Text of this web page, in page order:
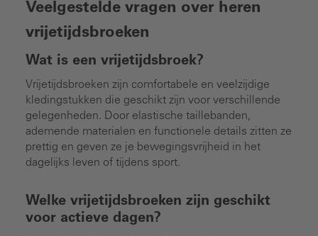
Veelgestelde vragen over heren
vrijetijdsbroeken
Wat is een vrijetijdsbroek?
Vrijetijdsbroeken zijn comfortabele en veelzijdige
kledingstukken die geschikt zijn voor verschillende
gelegenheden. Door elastische taillebanden,
ademende materialen en functionele details zitten ze
prettig en geven ze je bewegingsvrijheid in het
dagelijks leven of tijdens sport.
Welke vrijetijdsbroeken zijn geschikt
voor actieve dagen?